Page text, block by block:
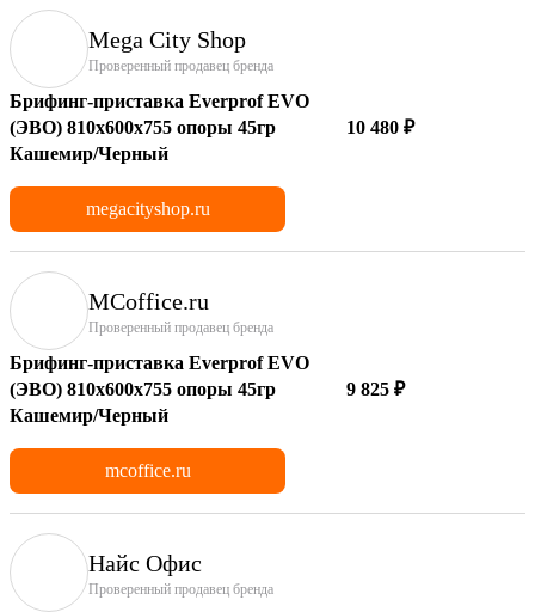
Mega City Shop
Проверенный продавец бренда
Брифинг-приставка Everprof EVO
(ЭВО) 810х600x755 опоры 45гр
Кашемир/Черный
10 480 ₽
megacityshop.ru
MCoffice.ru
Проверенный продавец бренда
Брифинг-приставка Everprof EVO
(ЭВО) 810х600x755 опоры 45гр
Кашемир/Черный
9 825 ₽
mcoffice.ru
Найс Офис
Проверенный продавец бренда